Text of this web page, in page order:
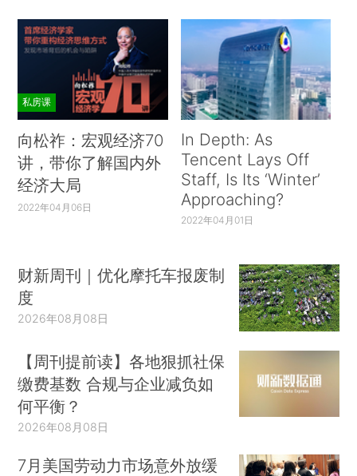
私房课
向松祚：宏观经济70
讲，带你了解国内外
经济大局
2022年04月06日
In Depth: As
Tencent Lays Off
Staff, Is Its ‘Winter’
Approaching?
2022年04月01日
财新周刊｜优化摩托车报废制
度
2026年08月08日
【周刊提前读】各地狠抓社保
缴费基数 合规与企业减负如
何平衡？
2026年08月08日
7月美国劳动力市场意外放缓